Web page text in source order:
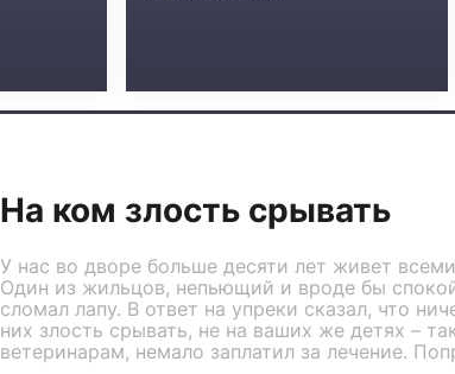
На ком злость срывать
У нас во дворе больше десяти лет живет
Один из жильцов, непьющий и вроде бы
сломал лапу. В ответ на упреки сказал, что
них злость срывать, не на ваших же детях –
ветеринарам, немало заплатил за лечение.